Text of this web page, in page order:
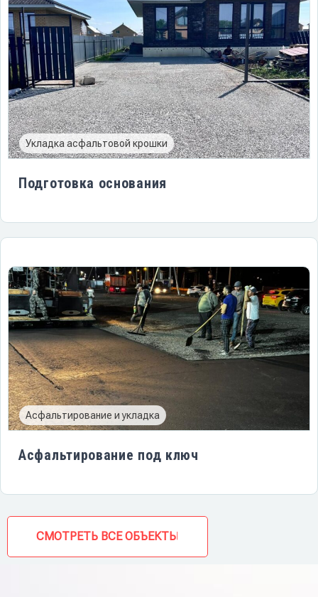
Укладка асфальтовой крошки
Подготовка основания
Асфальтирование и укладка
Асфальтирование под ключ
СМОТРЕТЬ ВСЕ ОБЪЕКТЫ